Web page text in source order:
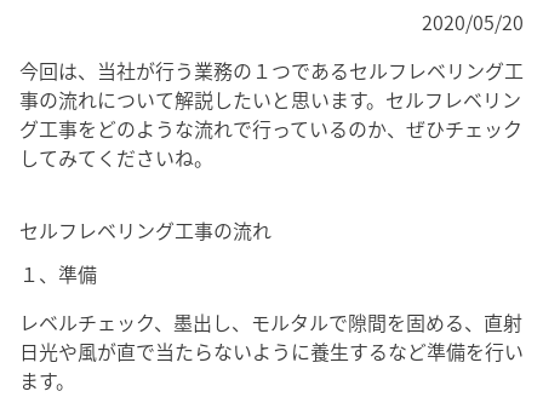
2020/05/20
今回は、当社が行う業務の１つであるセルフレベリング工
事の流れについて解説したいと思います。セルフレベリン
グ工事をどのような流れで行っているのか、ぜひチェック
してみてくださいね。
セルフレベリング工事の流れ
１、準備
レベルチェック、墨出し、モルタルで隙間を固める、直射
日光や風が直で当たらないように養生するなど準備を行い
ます。